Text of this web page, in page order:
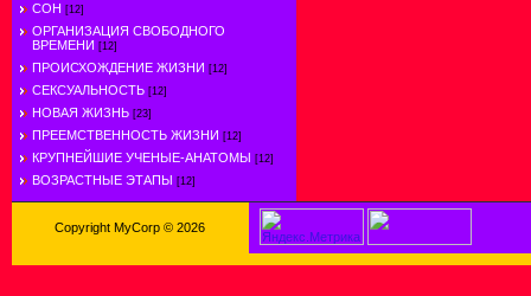
СОН [12]
ОРГАНИЗАЦИЯ СВОБОДНОГО
ВРЕМЕНИ [12]
ПРОИСХОЖДЕНИЕ ЖИЗНИ [12]
СЕКСУАЛЬНОСТЬ [12]
НОВАЯ ЖИЗНЬ [23]
ПРЕЕМСТВЕННОСТЬ ЖИЗНИ [12]
КРУПНЕЙШИЕ УЧЕНЫЕ-АНАТОМЫ [12]
ВОЗРАСТНЫЕ ЭТАПЫ [12]
Copyright MyCorp © 2026